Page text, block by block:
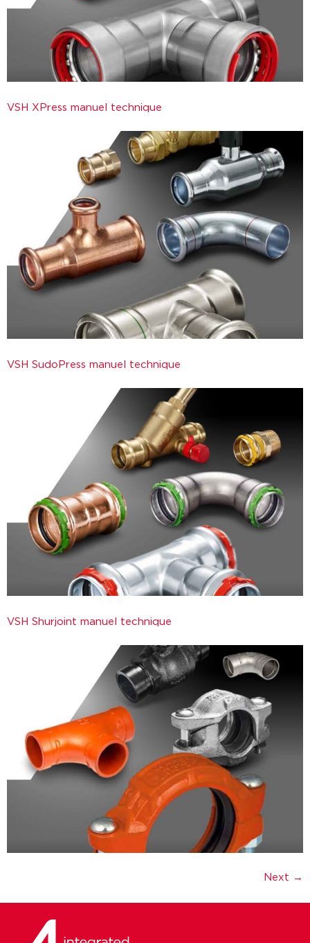
VSH XPress manuel technique
VSH SudoPress manuel technique
VSH Shurjoint manuel technique
Next →